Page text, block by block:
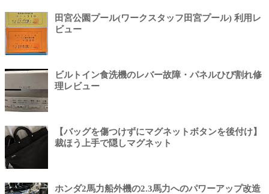
田宮公園プール(ワークスタッフ田宮プール) 利用レ
ビュー
ビルトイン食洗機のレバー故障・パネルひび割れ修
理レビュー
【バッグを傷つけずにマグネットボタンを後付け】
裁ほう上手で隠しマグネット
ホンダ2馬力船外機の2.3馬力へのパワーアップ改造